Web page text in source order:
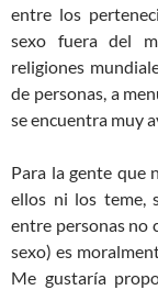
entre los
sexo fuera del
religiones
de personas, a
se encuentra muy
Para la gente que
ellos ni los teme,
entre personas no
sexo) es
Me gustaría